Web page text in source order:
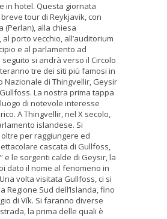
in hotel. Questa giornata
tour di Reykjavik, con
(Perlan), alla chiesa
porto vecchio, all’auditorium
e al parlamento ad
si andrà verso il Circolo
tre dei siti più famosi in
Nazionale di Thingvellir, Geysir
La nostra prima tappa
di notevole interesse
A Thingvellir, nel X secolo,
islandese. Si
per raggiungere ed
cascata di Gullfoss,
e le sorgenti calde di Geysir, la
dato il nome al fenomeno in
volta visitata Gullfoss, ci si
Regione Sud dell’Islanda, fino
di Vík. Si faranno diverse
la prima delle quali è